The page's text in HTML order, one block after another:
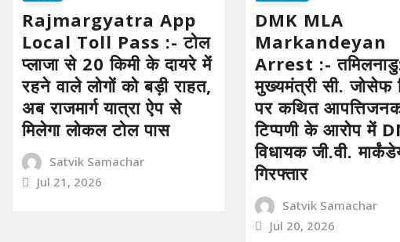
Rajmargyatra App
Local Toll Pass :- टोल
प्लाजा से 20 किमी के दायरे में
रहने वाले लोगों को बड़ी राहत,
अब राजमार्ग यात्रा ऐप से
मिलेगा लोकल टोल पास
Satvik Samachar
Jul 21, 2026
DMK MLA
Markandeyan
Arrest :-
मुख्यमंत्री सी. जोसेफ
पर कथित
टिप्पणी के आरोप में
विधायक जी.वी.
गिरफ्तार
Satvik Samachar
Jul 20, 2026